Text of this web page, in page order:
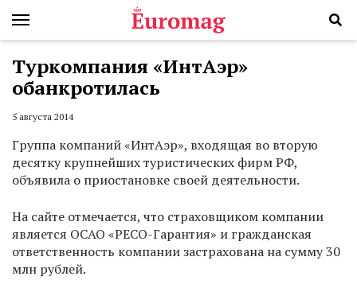
Туркомпания «ИнтАэр»
обанкротилась
5 августа 2014
Группа компаний «ИнтАэр», входящая во вторую
десятку крупнейших туристических фирм РФ,
объявила о приостановке своей деятельности.
На сайте отмечается, что страховщиком компании
является ОСАО «РЕСО-Гарантия» и гражданская
ответственность компании застрахована на сумму 30
млн рублей.